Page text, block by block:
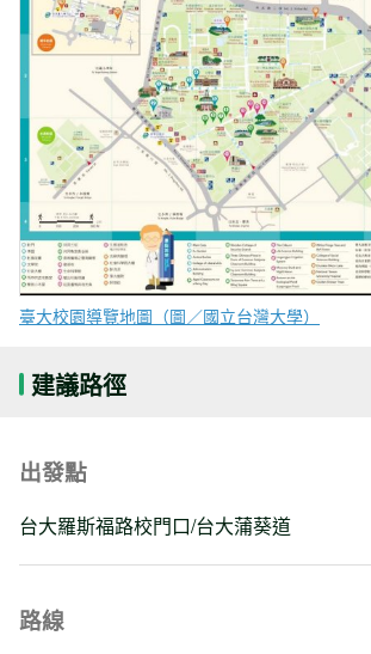
臺大校園導覽地圖（圖／國立台灣大學）
建議路徑
出發點
台大羅斯福路校門口/台大蒲葵道
路線